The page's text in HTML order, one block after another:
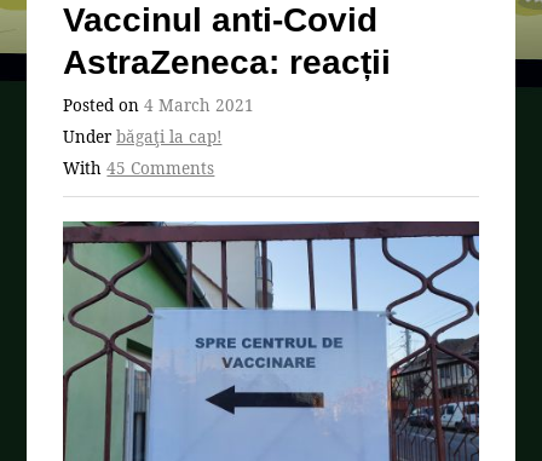
Vaccinul anti-Covid
AstraZeneca: reacții
Posted on4 March 2021
Underbăgaţi la cap!
With45 Comments